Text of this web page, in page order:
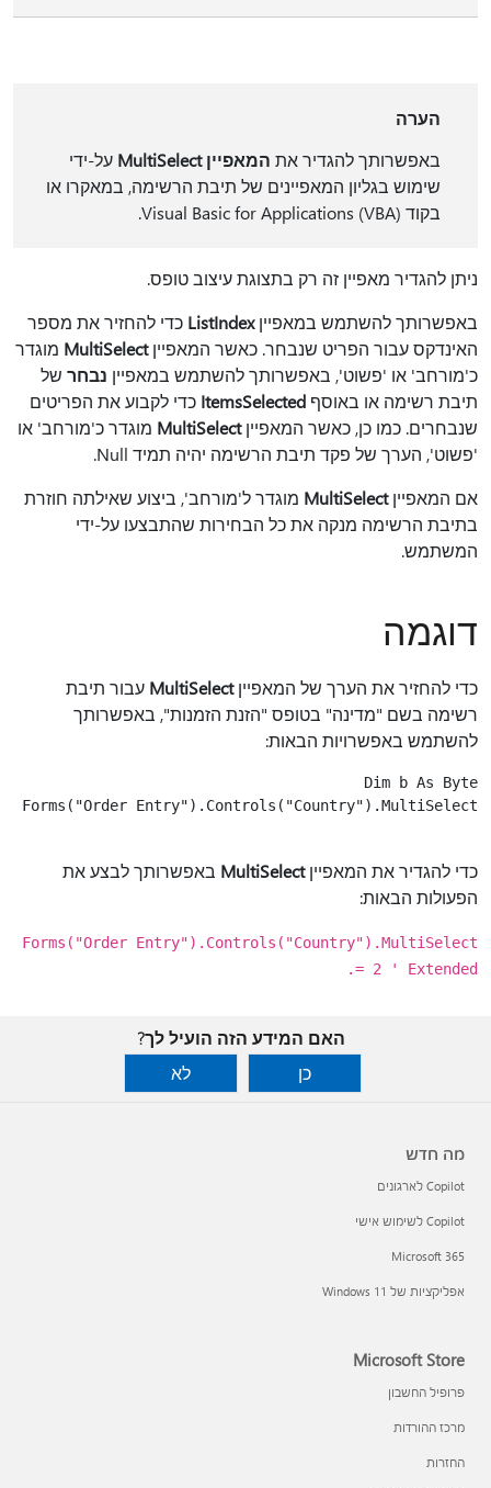
הערה
באפשרותך להגדיר את המאפיין MultiSelect
על-ידי
שימוש בגליון המאפיינים של תיבת הרשימה, במאקרו או
בקוד Visual Basic for Applications (VBA).
ניתן להגדיר מאפיין זה רק בתצוגת עיצוב טופס.
באפשרותך להשתמש במאפייןListIndex כדי להחזיר את מספר
האינדקס עבור הפריט שנבחר. כאשר המאפייןMultiSelect מוגדר
כ'מורחב' או 'פשוט', באפשרותך להשתמש במאפיין נבחר של
תיבת רשימה או באוסף ItemsSelected כדי לקבוע את הפריטים
שנבחרים. כמו כן, כאשר המאפייןMultiSelect מוגדר כ'מורחב' או
'פשוט', הערך של פקד תיבת הרשימה יהיה תמיד Null.
אם המאפייןMultiSelect מוגדר ל'מורחב', ביצוע שאילתה חוזרת
בתיבת הרשימה מנקה את כל הבחירות שהתבצעו על-ידי
המשתמש.
דוגמה
כדי להחזיר את הערך של המאפייןMultiSelect עבור תיבת
רשימה בשם "מדינה" בטופס "הזנת הזמנות", באפשרותך
להשתמש באפשרויות הבאות:
כדי להגדיר את המאפייןMultiSelect באפשרותך לבצע את
הפעולות הבאות:
Forms("Order Entry").Controls("Country").MultiSelect
= 2 ' Extended.
האם המידע הזה הועיל לך?
כן
לא
מה חדש
Copilot לארגונים
Copilot לשימוש אישי
Microsoft 365
אפליקציות של Windows 11‏
Microsoft Store
פרופיל החשבון
מרכז ההורדות
החזרות